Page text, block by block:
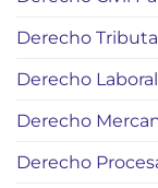
Derecho
Derecho Laboral
Derecho
Derecho